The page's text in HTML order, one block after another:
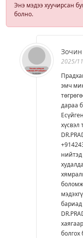
Энэ мэдээ хуучирсан
болно.
Зочин
2025/
эмч
дараа
хүсвэл
бариад
болгох